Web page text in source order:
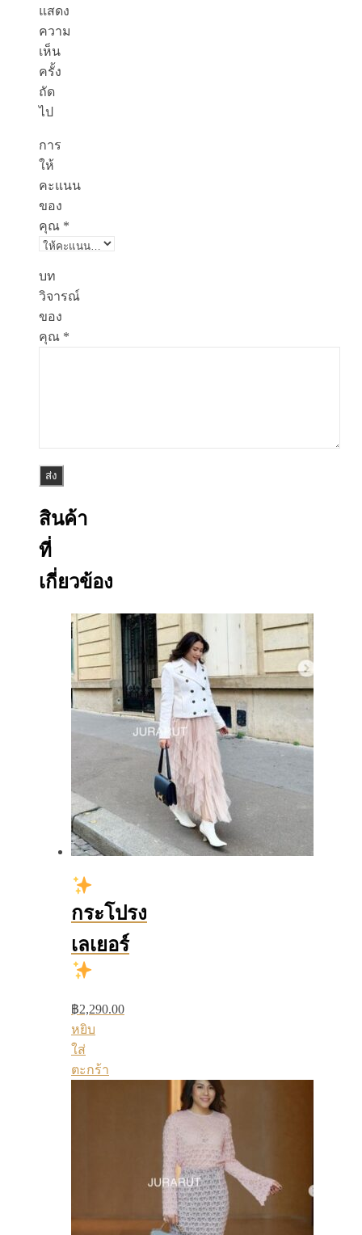
แสดง
ความ
เห็น
ครั้ง
ถัด
ไป
การ
ให้
คะแนน
ของ
คุณ *
บท
วิจารณ์
ของ
คุณ *
สินค้า
ที่
เกี่ยวข้อง
กระโปรง
เลเยอร์
฿2,290.00
หยิบ
ใส่
ตะกร้า